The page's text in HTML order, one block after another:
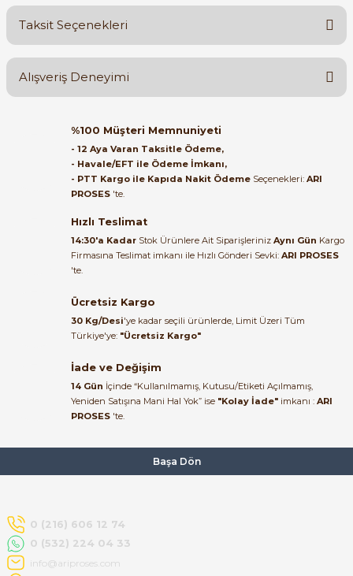
Ürün hakkında henüz soru sorulmamış.
Taksit Seçenekleri
Alışveriş Deneyimi
Orijinal kutusuyla ertesi gün
ulaştı elimize. Teşekkürler.
B... A... | 27/06/2026
bundan mehmet bey ilgi ve
alakası için teşekkür ederim
muhammed demirci |
Ürün elime eksiksiz ve hasarsız
ulaştı. Paketleme özenliydi,
Kemal Toktaş | 20/06/2026
problemsiz geçti.
Kemal Toktaş | 20/06/2026
Havale ile odeme yaptim ve
tedirgindim ama saticinin
sonrasindaki iletisim ve
bilgilendirmesinden cok
%100 Müşteri Memnuniyeti
- 12 Aya Varan Taksitle Ödeme,
- Havale/EFT ile Ödeme İmkanı,
- PTT Kargo ile Kapıda Nakit Ödeme Seçenekleri: ARI
PROSES 'te.
Hızlı Teslimat
14:30'a Kadar Stok Ürünlere Ait Siparişleriniz Aynı Gün Kargo
Firmasına Teslimat imkanı ile Hızlı Gönderi Sevki: ARI PROSES
'te.
Ücretsiz Kargo
30 Kg/Desi'ye kadar seçili ürünlerde, Limit Üzeri Tüm
Türkiye'ye: "Ücretsiz Kargo"
İade ve Değişim
14 Gün İçinde “Kullanılmamış, Kutusu/Etiketi Açılmamış,
Yeniden Satışına Mani Hal Yok” ise "Kolay İade" imkanı : ARI
PROSES 'te.
Başa Dön
0 (216) 606 12 74
0 (532) 224 04 33
info@ariproses.com